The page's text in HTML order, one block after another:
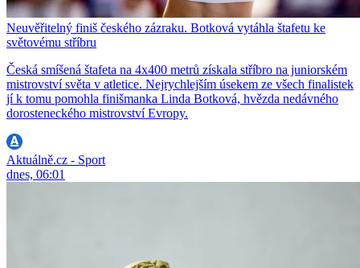
Neuvěřitelný finiš českého zázraku. Botková vytáhla štafetu ke
světovému stříbru
Česká smíšená štafeta na 4x400 metrů získala stříbro na juniorském
mistrovství světa v atletice. Nejrychlejším úsekem ze všech finalistek
jí k tomu pomohla finišmanka Linda Botková, hvězda nedávného
dorosteneckého mistrovství Evropy.
Aktuálně.cz - Sport
dnes, 06:01